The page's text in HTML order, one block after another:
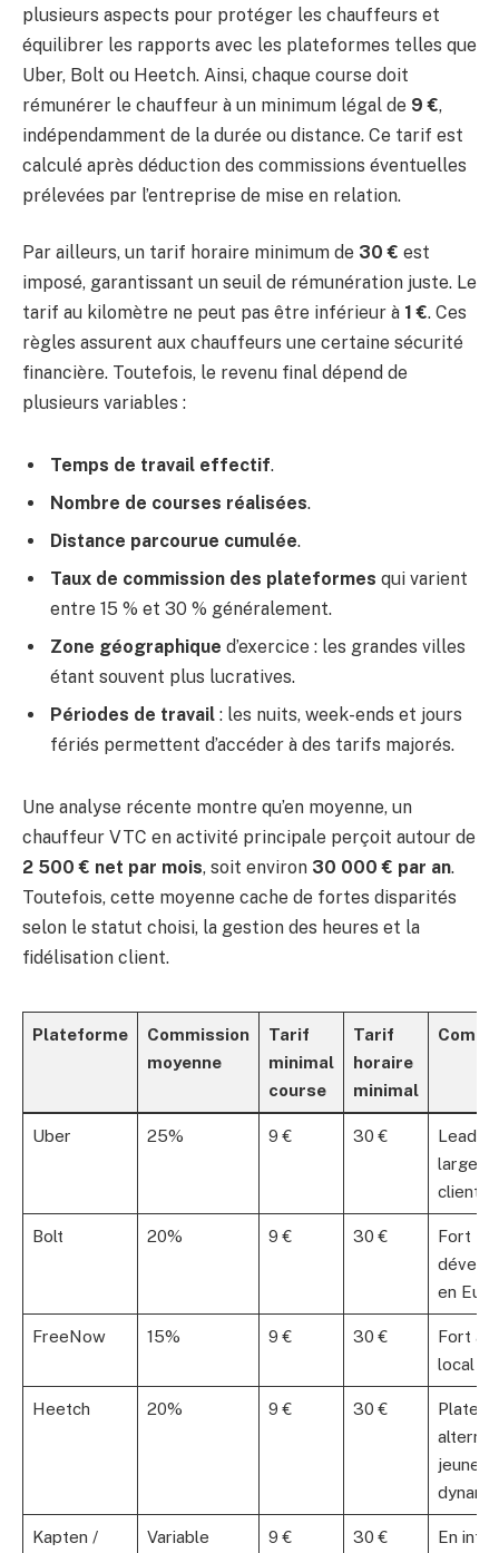
plusieurs aspects pour protéger les chauffeurs et
équilibrer les rapports avec les plateformes telles que
Uber, Bolt ou Heetch. Ainsi, chaque course doit
rémunérer le chauffeur à un minimum légal de 9 €,
indépendamment de la durée ou distance. Ce tarif est
calculé après déduction des commissions éventuelles
prélevées par l’entreprise de mise en relation.
Par ailleurs, un tarif horaire minimum de 30 € est
imposé, garantissant un seuil de rémunération juste. Le
tarif au kilomètre ne peut pas être inférieur à 1 €. Ces
règles assurent aux chauffeurs une certaine sécurité
financière. Toutefois, le revenu final dépend de
plusieurs variables :
Temps de travail effectif.
Nombre de courses réalisées.
Distance parcourue cumulée.
Taux de commission des plateformes qui varient
entre 15 % et 30 % généralement.
Zone géographique d’exercice : les grandes villes
étant souvent plus lucratives.
Périodes de travail : les nuits, week-ends et jours
fériés permettent d’accéder à des tarifs majorés.
Une analyse récente montre qu’en moyenne, un
chauffeur VTC en activité principale perçoit autour de
2 500 € net par mois, soit environ 30 000 € par an.
Toutefois, cette moyenne cache de fortes disparités
selon le statut choisi, la gestion des heures et la
fidélisation client.
Plateforme
Commission
moyenne
Tarif
minimal
course
Tarif
horaire
minimal
Uber 25% 9 € 30 €
Leader
large
clients
Bolt 20% 9 € 30 €
Fort
en
FreeNow 15% 9 € 30 €
Fort
local
Heetch 20% 9 € 30 €
jeune
Kapten /
Variable
9 € 30 €
En